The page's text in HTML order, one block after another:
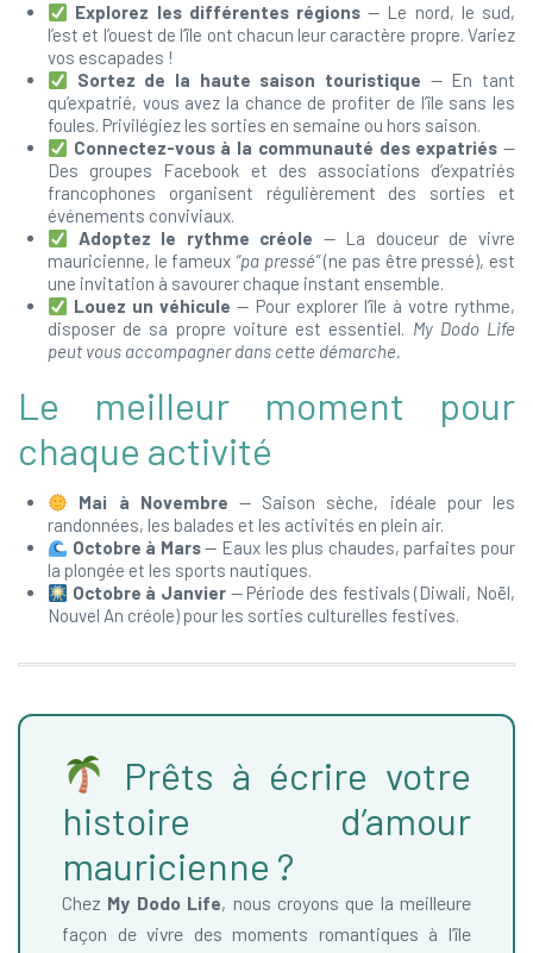
Explorez les différentes régions— Le nord, le sud,
l’est et l’ouest de l’île ont chacun leur caractère propre. Variez
vos escapades !
Sortez de la haute saison touristique — En tant
qu’expatrié, vous avez la chance de profiter de l’île sans les
foules. Privilégiez les sorties en semaine ou hors saison.
Connectez-vous à la communauté des expatriés —
Des groupes Facebook et des associations d’expatriés
francophones organisent régulièrement des sorties et
événements conviviaux.
Adoptez le rythme créole — La douceur de vivre
mauricienne, le fameux “pa pressé”(ne pas être pressé), est
une invitation à savourer chaque instant ensemble.
Louez un véhicule — Pour explorer l’île à votre rythme,
disposer de sa propre voiture est essentiel. My Dodo Life
peut vous accompagner dans cette démarche.
Le meilleur moment pour
chaque activité
Mai à Novembre — Saison sèche, idéale pour les
randonnées, les balades et les activités en plein air.
Octobre à Mars— Eaux les plus chaudes, parfaites pour
la plongée et les sports nautiques.
Octobre à Janvier — Période des festivals (Diwali, Noël,
Nouvel An créole) pour les sorties culturelles festives.
Prêts à écrire votre
histoire d’amour
mauricienne ?
Chez My Dodo Life, nous croyons que la meilleure
façon de vivre des moments romantiques à l’île